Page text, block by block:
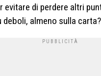
evitare di perdere altri
deboli, almeno sulla carta?